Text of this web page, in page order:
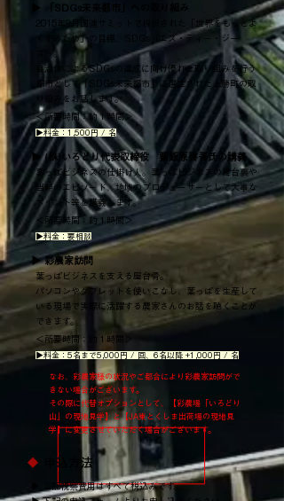
▶ 「SDGs未来都市」への取り組み
2015年9月国連サミットで採択された「世界をもっとよ
くするため」の目標、SDGs（エス・ディー・ジー
ズ）。
自治体によるSDGsの達成に向け優れた取り組みを行う
都市として「SDGs未来都市」に選定された上勝町の取
り組みをお話します。
＜所要時間：約１時間＞
▶料金：1,500円 / 名
▶ (株)いろどり代表取締役 粟飯原啓吾氏の講義
葉っぱビジネスの仕掛け人。葉っぱビジネスの舞台裏や
当時のエピソード、地域のプロデューサーとして大事な
ポイント等を講義します。
＜所要時間：約１時間＞
▶料金：要相談
▶ 彩農家訪問
葉っぱビジネスを支える屋台骨。
パソコンやタブレットを使いこなし、葉っぱを生産して
いる現場で実際に活躍する農家さんのお話を聴くことが
できます。
＜所要時間：約１時間＞
▶料金：5名まで5 ,000円 / 回、6名以降 +1,000円 / 名
なお、彩農家様の状況やご都合により彩農家訪問がで
きない場合がございます。
その際に代替オプションとして、【彩農場「いろどり
山」の現地見学】と【JA東とくしま出荷場の現地見
学】に変更させていただく場合がございます。
◆ 申込方法
▶ 上記視察費用はすべて税込みです。